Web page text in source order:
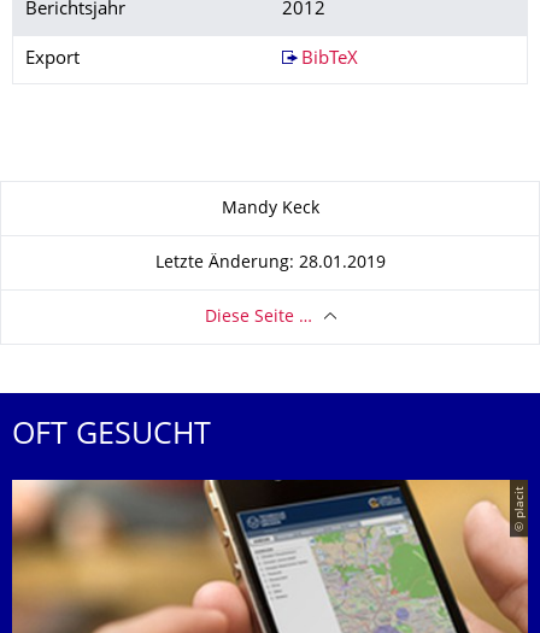
Berichtsjahr 2012
Export BibTeX
Mandy Keck
Letzte Änderung: 28.01.2019
Diese Seite …
OFT GESUCHT
© placit